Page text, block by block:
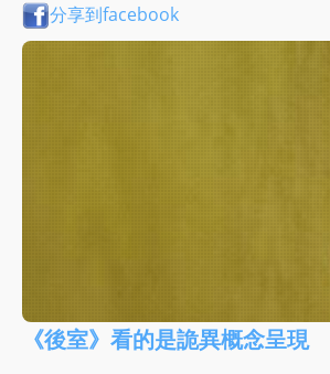
分享到facebook
《後室》看的是詭異概念呈現